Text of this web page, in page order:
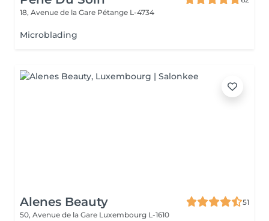
18, Avenue de la Gare Pétange L-4734
Microblading
Alenes Beauty
51
50, Avenue de la Gare Luxembourg L-1610